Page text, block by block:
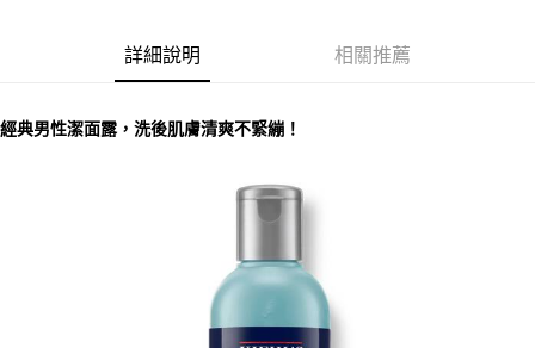
【注意事項】
用戶於交易時，得透過本服務購買商品或服務，並由商店將買賣／分期付款
買賣價金債權讓與本公司後，依約使用本公司帳單繳交帳款。
2.基於同意付款使用「大哥付你分期」之契約關係目的，商店將以您的個人
由本公司與您本人進行分期帳單所需資料之確認、核對及更正。
3.完整用戶服務條款，請詳閱以下連結：https://oppay.tw/userRule
【「AFTEE先享後付」結帳流程】
１．於結帳方式選擇「AFTEE先享後付」後，將跳轉至「AFTEE先享後付」
結帳頁面，進行簡訊認證並確認金額後，即可完成結帳。
３．收到繳費通知簡訊後14天內，點擊此簡訊中的連結，可透過四大超商／
購買商品的店家。未經商家同意取消之訂單仍視為有效，需透過AFTEE先享
是否繳費成功／繳費後需取消欲退款等相關疑問，請聯繫「AFTEE先享後付
https://netprotections.freshdesk.com/support/home
１．透過由恩沛科技股份有限公司提供之「AFTEE先享後付」服務完成之交
付款後7-11取貨
每筆NT$70，滿NT$899(含以上)免運費
每筆NT$100，滿NT$1,000(含以上)免運費
請自備購物袋，若需購買紙袋可現場詢問
詳細說明 相關推薦
經典男性潔面露，洗後肌膚清爽不緊繃！